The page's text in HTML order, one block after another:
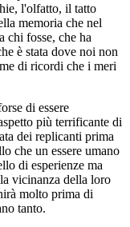
l'olfatto, il tatto
memoria che nel
chi fosse, che ha
è stata dove noi non
di ricordi che i meri
di essere
più terrificante di
dei replicanti prima
che un essere umano
di esperienze ma
vicinanza della loro
molto prima di
tanto.